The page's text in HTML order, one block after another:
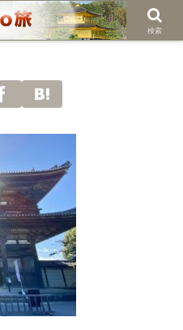
検索